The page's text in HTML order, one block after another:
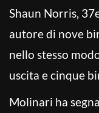
Shaun Norris,
autore di nove
nello stesso
uscita e cinque
Molinari ha